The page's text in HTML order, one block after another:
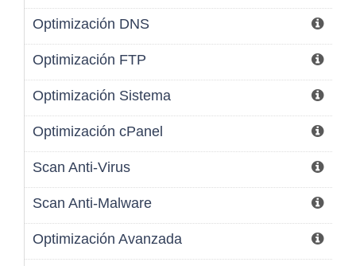
Optimización DNS
Optimización FTP
Optimización Sistema
Optimización cPanel
Scan Anti-Virus
Scan Anti-Malware
Optimización Avanzada